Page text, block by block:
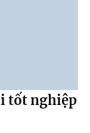
tốt nghiệp